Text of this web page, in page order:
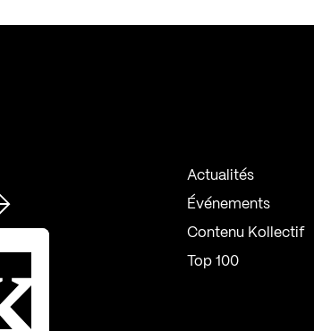
Actualités
Événements
Contenu Kollectif
Top 100